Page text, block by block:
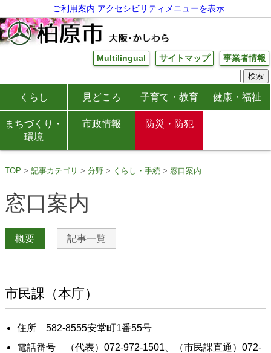
ご利用案内 アクセシビリティメニューを表示
Multilingual サイトマップ 事業者情報
くらし 見どころ 子育て・教育 健康・福祉
まちづくり・
環境
市政情報 防災・防犯
TOP 記事カテゴリ 分野 くらし・手続 窓口案内
窓口案内
概要 記事一覧
市民課（本庁）
住所 582-8555安堂町1番55号
電話番号 （代表）072-972-1501、（市民課直通）072-